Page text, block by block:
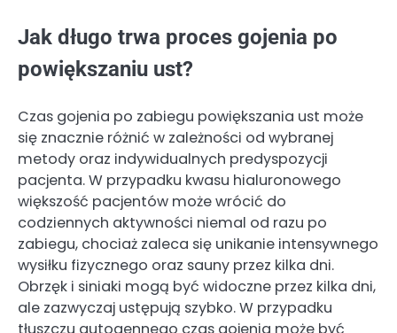
Jak długo trwa proces gojenia po
powiększaniu ust?
Czas gojenia po zabiegu powiększania ust może
się znacznie różnić w zależności od wybranej
metody oraz indywidualnych predyspozycji
pacjenta. W przypadku kwasu hialuronowego
większość pacjentów może wrócić do
codziennych aktywności niemal od razu po
zabiegu, chociaż zaleca się unikanie intensywnego
wysiłku fizycznego oraz sauny przez kilka dni.
Obrzęk i siniaki mogą być widoczne przez kilka dni,
ale zazwyczaj ustępują szybko. W przypadku
tłuszczu autogennego czas gojenia może być